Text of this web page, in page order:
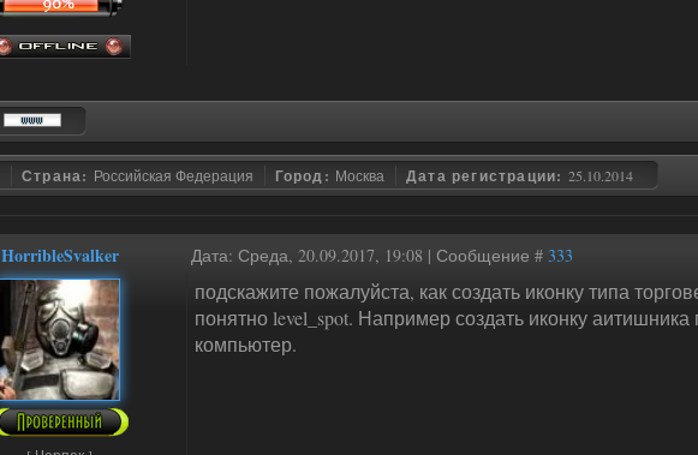
Страна: Российская Федерация Город: Москва Дата регистрации: 25.10.2014
HorribleSvalker Дата: Среда, 20.09.2017, 19:08 | Сообщение # 333
подскажите пожалуйста, как создать иконку типа
понятно level_spot. Например создать иконку
компьютер.